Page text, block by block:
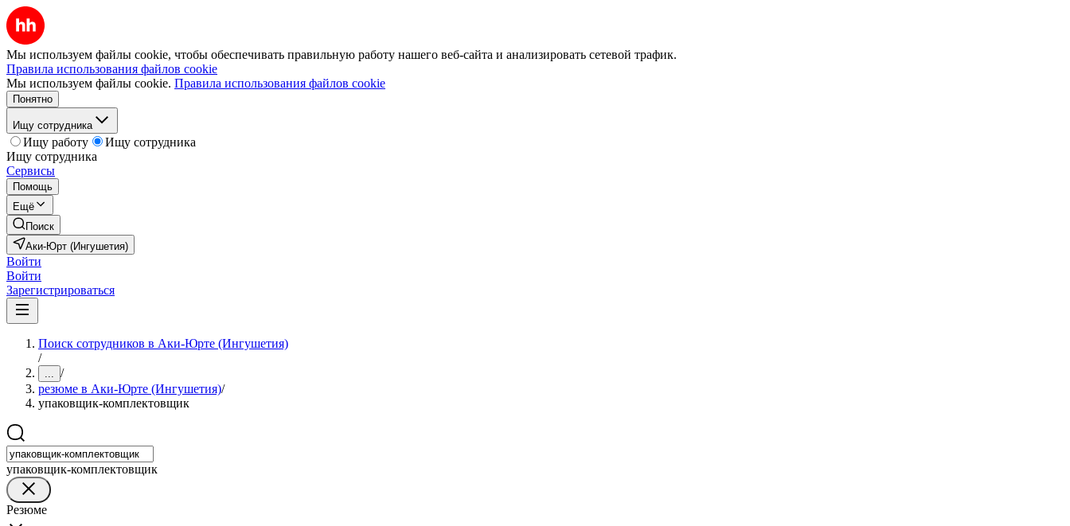
Мы используем файлы cookie, чтобы обеспечивать правильную работу нашего веб-сайта и анализировать сетевой трафик.
Правила использования файлов cookie
Мы используем файлы cookie. Правила использования файлов cookie
Понятно
Ищу сотрудника
Ищу работу
Ищу сотрудника
Ищу сотрудника
Сервисы
Помощь
Ещё
Поиск
Аки-Юрт (Ингушетия)
Войти
Войти
Зарегистрироваться
Поиск сотрудников в Аки-Юрте (Ингушетия)
/
... /
резюме в Аки-Юрте (Ингушетия)/
упаковщик-комплектовщик
упаковщик-комплектовщик
Резюме